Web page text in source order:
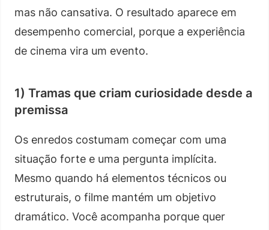
mas não cansativa. O resultado aparece em
desempenho comercial, porque a experiência
de cinema vira um evento.
1) Tramas que criam curiosidade desde a
premissa
Os enredos costumam começar com uma
situação forte e uma pergunta implícita.
Mesmo quando há elementos técnicos ou
estruturais, o filme mantém um objetivo
dramático. Você acompanha porque quer